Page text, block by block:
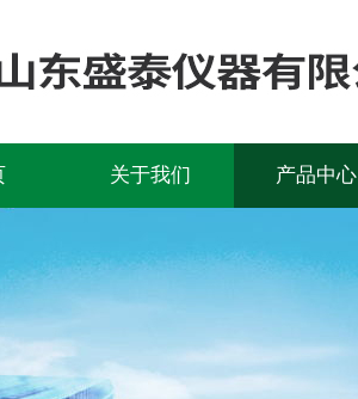
关于我们 产品中心